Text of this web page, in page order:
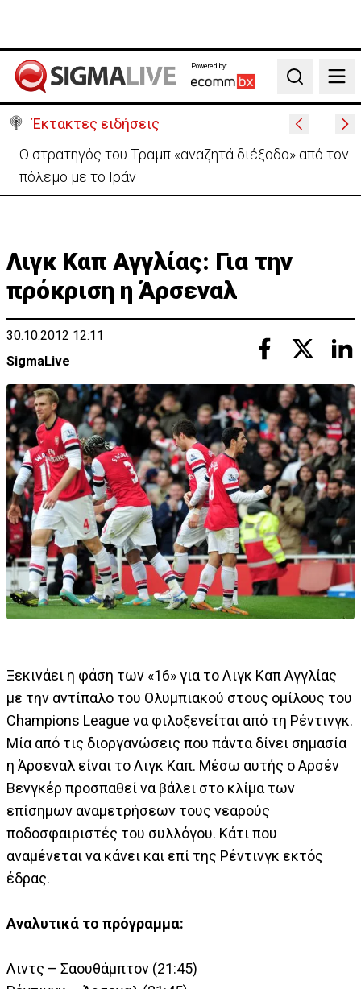
Powered by:
Search
Έκτακτες ειδήσεις
Ο στρατηγός του Τραμπ «αναζητά διέξοδο» από τον
πόλεμο με το Ιράν
Λιγκ Καπ Αγγλίας: Για την
πρόκριση η Άρσεναλ
30.10.2012 12:11
SigmaLive
Ξεκινάει η φάση των «16» για το Λιγκ Καπ Αγγλίας
με την αντίπαλο του Ολυμπιακού στους ομίλους του
Champions League να φιλοξενείται από τη Ρέντινγκ.
Μία από τις διοργανώσεις που πάντα δίνει σημασία
η Άρσεναλ είναι το Λιγκ Καπ. Μέσω αυτής ο Αρσέν
Βενγκέρ προσπαθεί να βάλει στο κλίμα των
επίσημων αναμετρήσεων τους νεαρούς
ποδοσφαιριστές του συλλόγου. Κάτι που
αναμένεται να κάνει και επί της Ρέντινγκ εκτός
έδρας.
Αναλυτικά το πρόγραμμα:
Λιντς – Σαουθάμπτον (21:45)